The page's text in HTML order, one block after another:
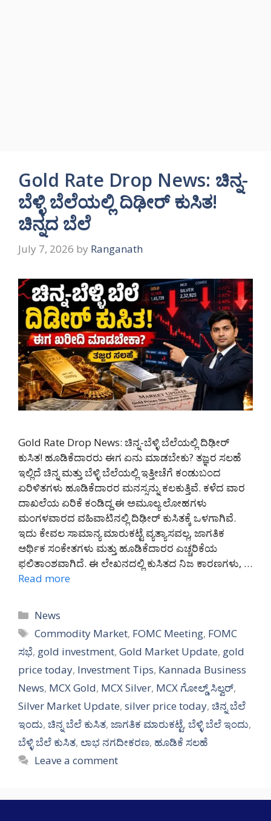
Gold Rate Drop News: ಚಿನ್ನ-
ಬೆಳ್ಳಿ ಬೆಲೆಯಲ್ಲಿ ದಿಢೀರ್ ಕುಸಿತ!
ಚಿನ್ನದ ಬೆಲೆ
July 7, 2026 by Ranganath
Gold Rate Drop News: ಚಿನ್ನ-ಬೆಳ್ಳಿ ಬೆಲೆಯಲ್ಲಿ ದಿಢೀರ್
ಕುಸಿತ! ಹೂಡಿಕೆದಾರರು ಈಗ ಏನು ಮಾಡಬೇಕು? ತಜ್ಞರ ಸಲಹೆ
ಇಲ್ಲಿದೆ ಚಿನ್ನ ಮತ್ತು ಬೆಳ್ಳಿ ಬೆಲೆಯಲ್ಲಿ ಇತ್ತೀಚೆಗೆ ಕಂಡುಬಂದ
ಏರಿಳಿತಗಳು ಹೂಡಿಕೆದಾರರ ಮನಸ್ಸನ್ನು ಕಲಕುತ್ತಿವೆ. ಕಳೆದ ವಾರ
ದಾಖಲೆಯ ಏರಿಕೆ ಕಂಡಿದ್ದ ಈ ಅಮೂಲ್ಯ ಲೋಹಗಳು
ಮಂಗಳವಾರದ ವಹಿವಾಟಿನಲ್ಲಿ ದಿಢೀರ್ ಕುಸಿತಕ್ಕೆ ಒಳಗಾಗಿವೆ.
ಇದು ಕೇವಲ ಸಾಮಾನ್ಯ ಮಾರುಕಟ್ಟೆ ವ್ಯತ್ಯಾಸವಲ್ಲ, ಜಾಗತಿಕ
ಆರ್ಥಿಕ ಸಂಕೇತಗಳು ಮತ್ತು ಹೂಡಿಕೆದಾರರ ಎಚ್ಚರಿಕೆಯ
ಫಲಿತಾಂಶವಾಗಿದೆ. ಈ ಲೇಖನದಲ್ಲಿ ಕುಸಿತದ ನಿಜ ಕಾರಣಗಳು, …
Read more
Categories
News
Tags
Commodity Market, FOMC Meeting, FOMC
ಸಭೆ, gold investment, Gold Market Update, gold
price today, Investment Tips, Kannada Business
News, MCX Gold, MCX Silver, MCX ಗೋಲ್ಡ್ ಸಿಲ್ವರ್,
Silver Market Update, silver price today, ಚಿನ್ನ ಬೆಲೆ
ಇಂದು, ಚಿನ್ನ ಬೆಲೆ ಕುಸಿತ, ಜಾಗತಿಕ ಮಾರುಕಟ್ಟೆ, ಬೆಳ್ಳಿ ಬೆಲೆ ಇಂದು,
ಬೆಳ್ಳಿ ಬೆಲೆ ಕುಸಿತ, ಲಾಭ ನಗದೀಕರಣ, ಹೂಡಿಕೆ ಸಲಹೆ
Leave a comment